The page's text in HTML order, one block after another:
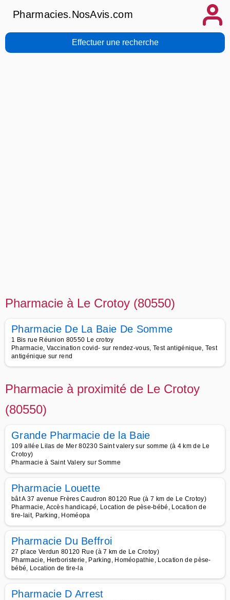
Pharmacies.NosAvis.com
Effectuer une recherche
Pharmacie à Le Crotoy (80550)
Pharmacie De La Baie De Somme
1 Bis rue Réunion 80550 Le crotoy
Pharmacie, Vaccination covid- sur rendez-vous, Test antigénique, Test
antigénique sur rend
Pharmacie à proximité de Le Crotoy
(80550)
Grande Pharmacie de la Baie
109 allée Lilas de Mer 80230 Saint valery sur somme (à 4 km de Le
Crotoy)
Pharmacie à Saint Valery sur Somme
Pharmacie Louette
bât A 37 avenue Frères Caudron 80120 Rue (à 7 km de Le Crotoy)
Pharmacie, Accès handicapé, Location de pèse-bébé, Location de
tire-lait, Parking, Homéopa
Pharmacie Du Beffroi
27 place Verdun 80120 Rue (à 7 km de Le Crotoy)
Pharmacie, Herboristerie, Parking, Homéopathie, Location de pèse-
bébé, Location de tire-la
Pharmacie D Arrest